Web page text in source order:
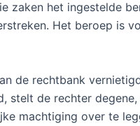
zaken het ingestelde
Het beroep is
de rechtbank
stelt de rechter
machtiging over te